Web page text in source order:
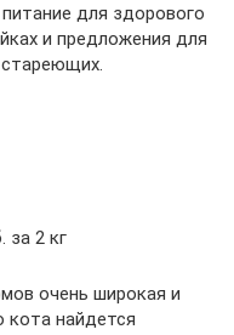
для здорового
и предложения для
за 2 кг
очень широкая и
кота найдется